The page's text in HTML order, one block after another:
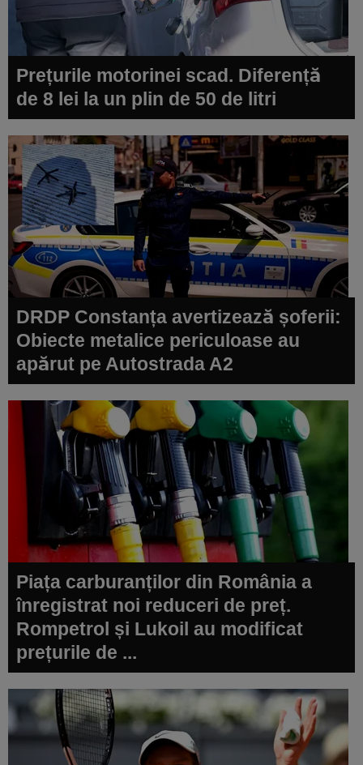
Prețurile motorinei scad. Diferență
de 8 lei la un plin de 50 de litri
DRDP Constanța avertizează șoferii:
Obiecte metalice periculoase au
apărut pe Autostrada A2
Piața carburanților din România a
înregistrat noi reduceri de preț.
Rompetrol și Lukoil au modificat
prețurile de ...